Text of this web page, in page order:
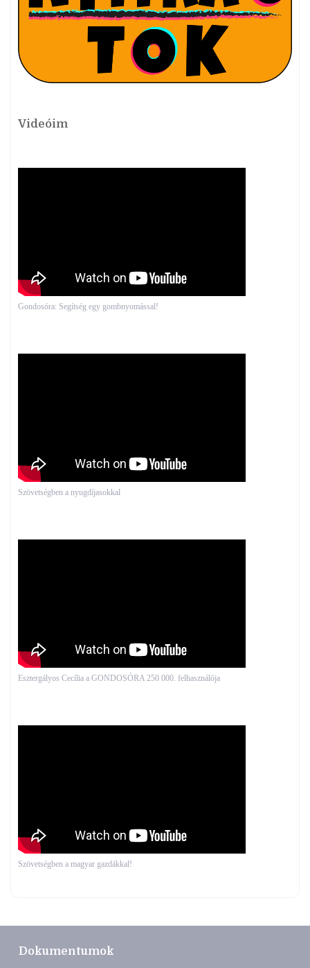
Videóim
Gondosóra: Segítség egy gombnyomással!
Szövetségben a nyugdíjasokkal
Esztergályos Cecília a GONDOSÓRA 250 000. felhasználója
Szövetségben a magyar gazdákkal!
Dokumentumok